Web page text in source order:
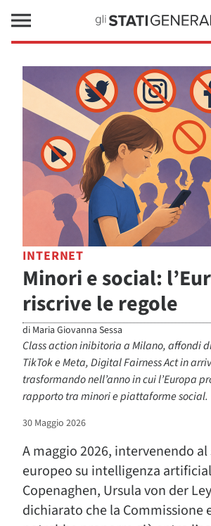
INTERNET
Minori e social:
riscrive le regole
di Maria Giovanna Sessa
Class action inibitoria a Milano, affondi
TikTok e Meta, Digital Fairness Act in
trasformando nell’anno in cui l’Europa
rapporto tra minori e piattaforme social.
30 Maggio 2026
A maggio 2026, intervenendo
europeo su intelligenza
Copenaghen, Ursula von der
dichiarato che la Commissione